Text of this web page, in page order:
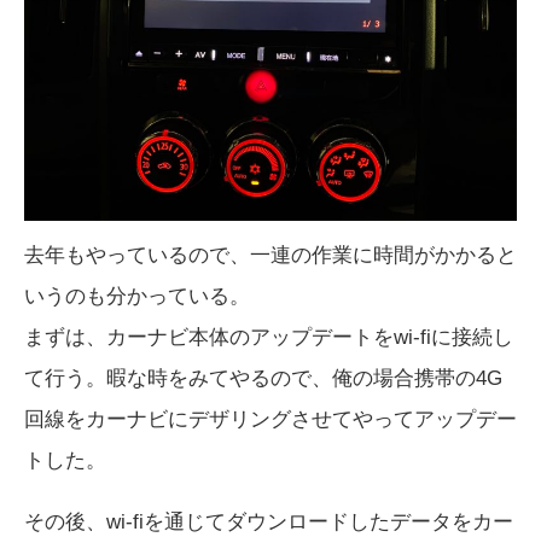
去年もやっているので、一連の作業に時間がかかると
いうのも分かっている。
まずは、カーナビ本体のアップデートをwi-fiに接続し
て行う。暇な時をみてやるので、俺の場合携帯の4G
回線をカーナビにデザリングさせてやってアップデー
トした。
その後、wi-fiを通じてダウンロードしたデータをカー